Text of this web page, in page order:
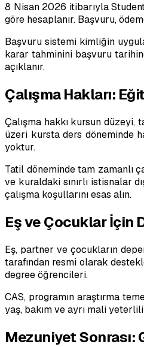
8 Nisan 2026 itibarıyla
göre hesaplanır. Başvuru,
Başvuru sistemi kimliğin
karar tahminini başvuru
açıklanır.
Çalışma Hakları:
Çalışma hakkı kursun düzeyi,
üzeri kursta ders döneminde
yoktur.
Tatil döneminde tam zamanlı
ve kuraldaki sınırlı istisnalar
çalışma koşullarını esas alın.
Eş ve Çocuklar İçin
Eş, partner ve çocukların
tarafından resmi olarak
degree öğrencileri.
CAS, programın araştırma
yaş, bakım ve ayrı mali
Mezuniyet Sonrası: